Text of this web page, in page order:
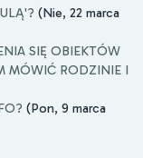
(Nie, 22 marca
SIĘ OBIEKTÓW
MÓWIĆ RODZINIE I
(Pon, 9 marca